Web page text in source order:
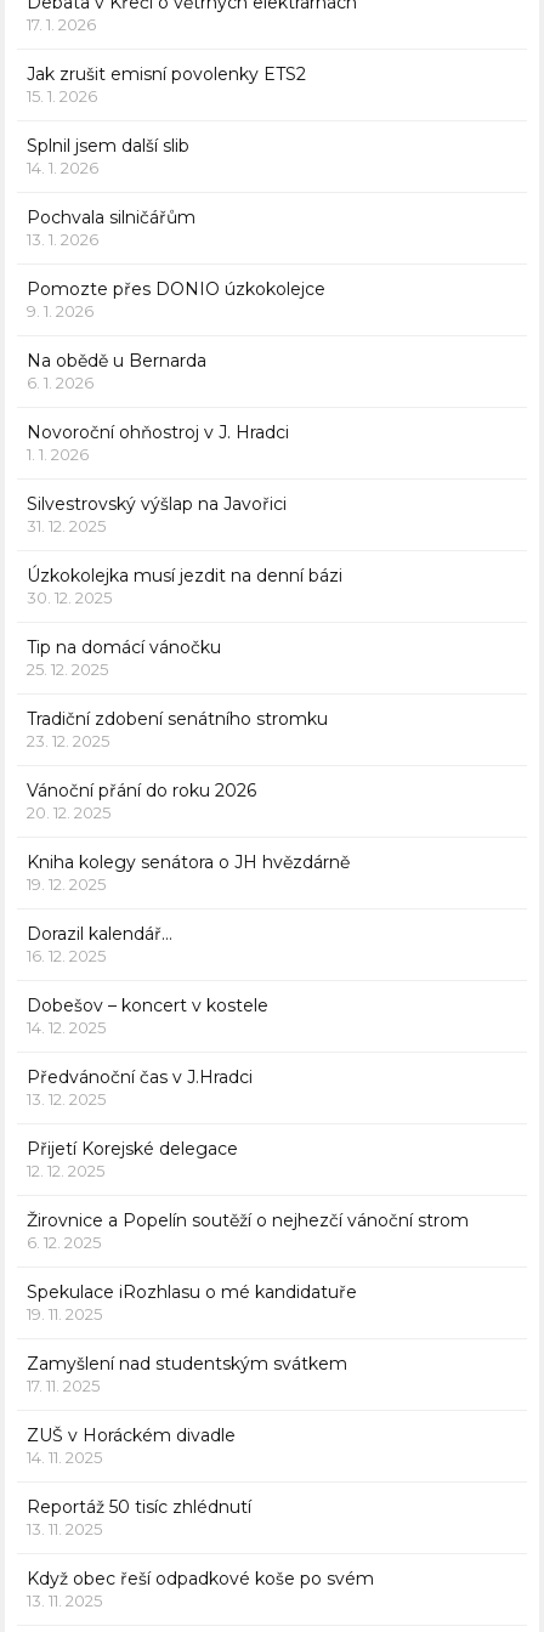
17. 1. 2026
Jak zrušit emisní povolenky ETS2
15. 1. 2026
Splnil jsem další slib
14. 1. 2026
Pochvala silničářům
13. 1. 2026
Pomozte přes DONIO úzkokolejce
9. 1. 2026
Na obědě u Bernarda
6. 1. 2026
Novoroční ohňostroj v J. Hradci
1. 1. 2026
Silvestrovský výšlap na Javořici
31. 12. 2025
Úzkokolejka musí jezdit na denní bázi
30. 12. 2025
Tip na domácí vánočku
25. 12. 2025
Tradiční zdobení senátního stromku
23. 12. 2025
Vánoční přání do roku 2026
20. 12. 2025
Kniha kolegy senátora o JH hvězdárně
19. 12. 2025
Dorazil kalendář…
16. 12. 2025
Dobešov – koncert v kostele
14. 12. 2025
Předvánoční čas v J.Hradci
13. 12. 2025
Přijetí Korejské delegace
12. 12. 2025
Žirovnice a Popelín soutěží o nejhezčí vánoční strom
6. 12. 2025
Spekulace iRozhlasu o mé kandidatuře
19. 11. 2025
Zamyšlení nad studentským svátkem
17. 11. 2025
ZUŠ v Horáckém divadle
14. 11. 2025
Reportáž 50 tisíc zhlédnutí
13. 11. 2025
Když obec řeší odpadkové koše po svém
13. 11. 2025